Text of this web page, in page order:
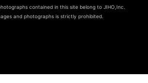
contained in this site belong to JIHO,Inc.
and photographs is strictly prohibited.